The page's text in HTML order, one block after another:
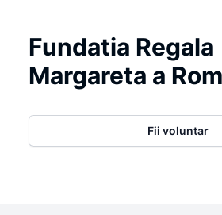
Fundatia Regala
Margareta a
Fii voluntar